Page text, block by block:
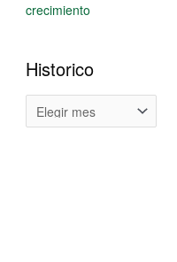
crecimiento
Historico